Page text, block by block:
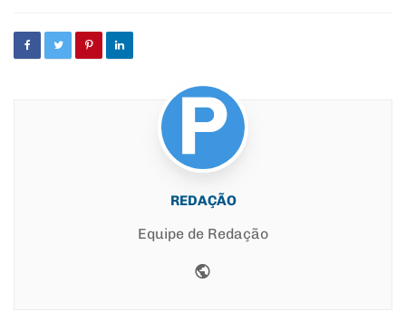
REDAÇÃO
Equipe de Redação